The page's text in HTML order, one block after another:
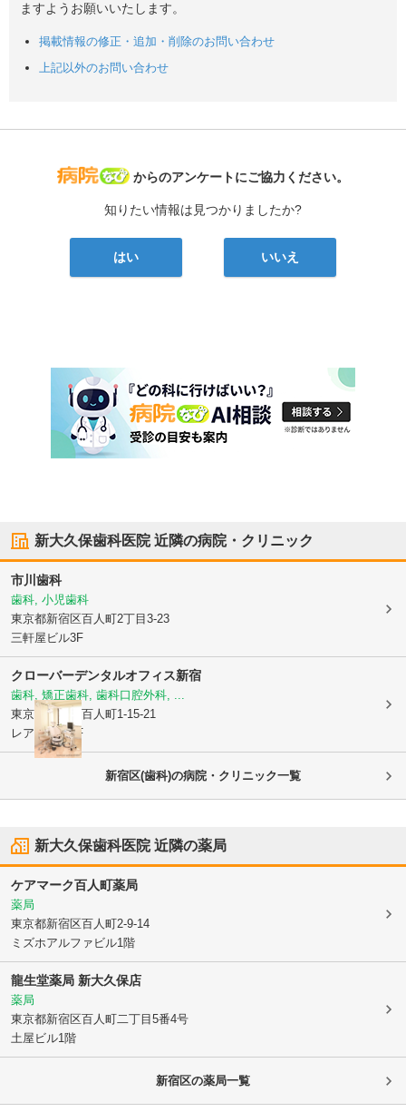
ますようお願いいたします。
掲載情報の修正・追加・削除のお問い合わせ
上記以外のお問い合わせ
病院なび
からのアンケートにご協力ください。
知りたい情報は見つかりましたか?
はい いいえ
新大久保歯科医院近隣の病院・クリニック
市川歯科
歯科, 小児歯科
東京都新宿区百人町2丁目3-23
三軒屋ビル3F
クローバーデンタルオフィス新宿
歯科, 矯正歯科, 歯科口腔外科, ...
東京都新宿区 百人町1-15-21
レアル新宿3F
新宿区(歯科)の病院・クリニック一覧
新大久保歯科医院近隣の薬局
ケアマーク百人町薬局
薬局
東京都新宿区百人町2-9-14
ミズホアルファビル1階
龍生堂薬局 新大久保店
薬局
東京都新宿区百人町二丁目5番4号
土屋ビル1階
新宿区の薬局一覧